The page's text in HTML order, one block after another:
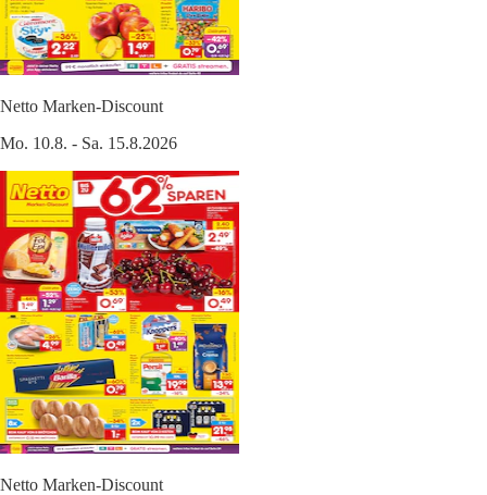
Netto Marken-Discount
Mo. 10.8. - Sa. 15.8.2026
Netto Marken-Discount